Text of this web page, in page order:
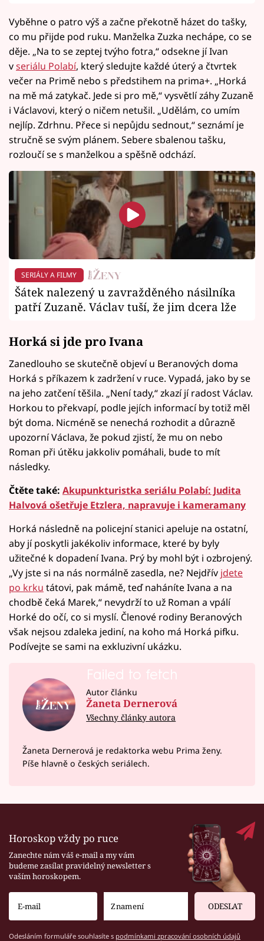
Vyběhne o patro výš a začne překotně házet do tašky,
co mu přijde pod ruku. Manželka Zuzka nechápe, co se
děje. „Na to se zeptej tvýho fotra,“ odsekne jí Ivan
vseriálu Polabí, který sledujte každé úterý a čtvrtek
večer na Primě nebo s předstihem na prima+. „Horká
na mě má zatykač. Jede si pro mě,“ vysvětlí záhy Zuzaně
i Václavovi, který o ničem netušil. „Udělám, co umím
nejlíp. Zdrhnu. Přece si nepůjdu sednout,“ seznámí je
stručně se svým plánem. Sebere sbalenou tašku,
rozloučí se s manželkou a spěšně odchází.
SERIÁLY A FILMY
Šátek nalezený u zavražděného násilníka
patří Zuzaně. Václav tuší, že jim dcera lže
Horká si jde pro Ivana
Zanedlouho se skutečně objeví u Beranových doma
Horká s příkazem k zadržení v ruce. Vypadá, jako by se
na jeho zatčení těšila. „Není tady,“ zkazí jí radost Václav.
Horkou to překvapí, podle jejích informací by totiž měl
být doma. Nicméně se nenechá rozhodit a důrazně
upozorní Václava, že pokud zjistí, že mu on nebo
Roman při útěku jakkoliv pomáhali, bude to mít
následky.
Čtěte také: Akupunkturistka seriálu Polabí: Judita
Halvová ošetřuje Etzlera, napravuje i kameramany
Horká následně na policejní stanici apeluje na ostatní,
aby jí poskytli jakékoliv informace, které by byly
užitečné k dopadení Ivana. Prý by mohl být i ozbrojený.
„Vy jste si na nás normálně zasedla, ne? Nejdřív jdete
po krku tátovi, pak mámě, teď naháníte Ivana a na
chodbě čeká Marek,“ nevydrží to už Roman a vpálí
Horké do očí, co si myslí. Členové rodiny Beranových
však nejsou zdaleka jediní, na koho má Horká pifku.
Podívejte se sami na exkluzivní ukázku.
Failed to fetch
Autor článku
Žaneta Dernerová
Všechny články autora
Žaneta Dernerová je redaktorka webu Prima ženy.
Píše hlavně o českých seriálech.
Horoskop vždy po ruce
Zanechte nám váš e-mail a my vám
budeme zasílat pravidelný newsletter s
vaším horoskopem.
ODESLAT
Odesláním formuláře souhlasíte s podmínkami zpracování osobních údajů